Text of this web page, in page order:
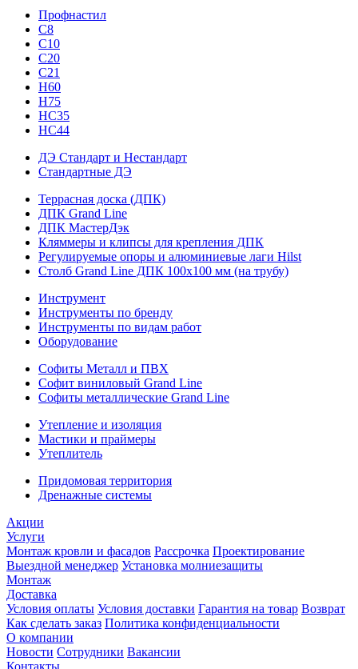
Профнастил
С8
С10
С20
С21
H60
H75
HС35
НС44
ДЭ Стандарт и Нестандарт
Стандартные ДЭ
Террасная доска (ДПК)
ДПК Grand Line
ДПК МастерДэк
Кляммеры и клипсы для крепления ДПК
Регулируемые опоры и алюминиевые лаги Hilst
Столб Grand Line ДПК 100х100 мм (на трубу)
Инструмент
Инструменты по бренду
Инструменты по видам работ
Оборудование
Софиты Металл и ПВХ
Софит виниловый Grand Line
Софиты металлические Grand Line
Утепление и изоляция
Мастики и праймеры
Утеплитель
Придомовая территория
Дренажные системы
Акции
Услуги
Монтаж кровли и фасадов Рассрочка Проектирование
Выездной менеджер Установка молниезащиты
Монтаж
Доставка
Условия оплаты Условия доставки Гарантия на товар Возврат
Как сделать заказ Политика конфиденциальности
О компании
Новости Сотрудники Вакансии
Контакты